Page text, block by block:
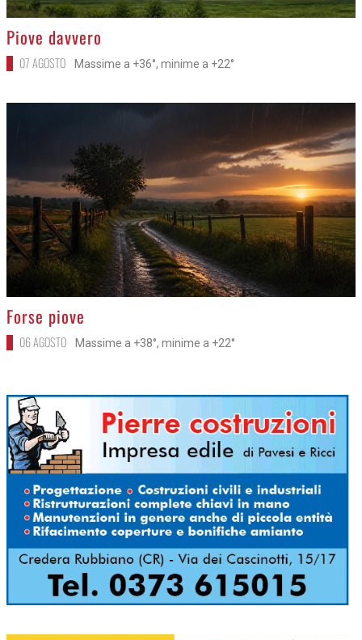
>
Piove davvero
07 AGOSTO Massime a +36°, minime a +22°
>
Forse piove
06 AGOSTO Massime a +38°, minime a +22°